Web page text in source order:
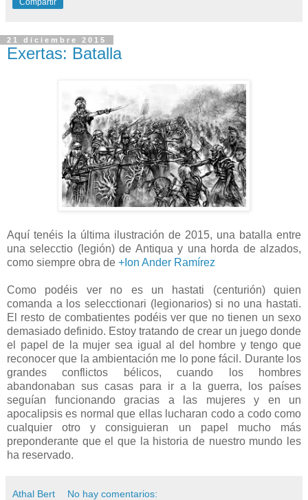
21 diciembre 2015
Exertas: Batalla
Aquí tenéis la última ilustración de 2015, una batalla entre
una selecctio (legión) de Antiqua y una horda de alzados,
como siempre obra de +Ion Ander Ramírez
Como podéis ver no es un hastati (centurión) quien
comanda a los selecctionari (legionarios) si no una hastati.
El resto de combatientes podéis ver que no tienen un sexo
demasiado definido. Estoy tratando de crear un juego donde
el papel de la mujer sea igual al del hombre y tengo que
reconocer que la ambientación me lo pone fácil. Durante los
grandes conflictos bélicos, cuando los hombres
abandonaban sus casas para ir a la guerra, los países
seguían funcionando gracias a las mujeres y en un
apocalipsis es normal que ellas lucharan codo a codo como
cualquier otro y consiguieran un papel mucho más
preponderante que el que la historia de nuestro mundo les
ha reservado.
Athal Bert No hay comentarios: